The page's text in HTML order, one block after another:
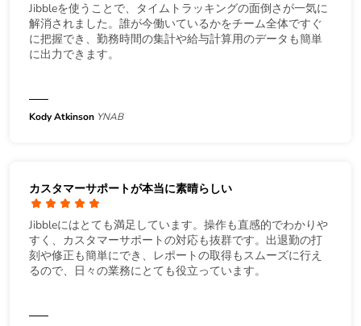
Jibbleを使うことで、タイムトラッキングの面倒さが一気に
解消されました。誰が今働いているかをチーム全体ですぐ
に把握でき、勤務時間の集計や給与計算用のデータも簡単
に出力できます。
Kody Atkinson YNAB
カスタマーサポートが本当に素晴らしい
Jibbleにはとても満足しています。操作も直感的でわかりや
すく、カスタマーサポートの対応も抜群です。出退勤の打
刻や修正も簡単にでき、レポートの取得もスムーズに行え
るので、日々の業務にとても役立っています。